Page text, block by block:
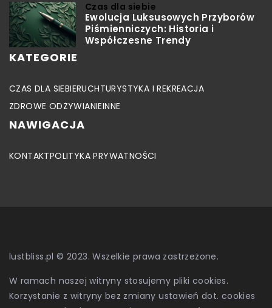
Czas dla siebie
Ewolucja Luksusowych Przyborów
Piśmienniczych: Historia i
Współczesne Trendy
KATEGORIE
CZAS DLA SIEBIERUCHTURYSTYKA I REKREACJA
ZDROWE ODŻYWIANIEINNE
NAWIGACJA
KONTAKTPOLITYKA PRYWATNOŚCI
lustbliss.pl © 2023. Wszelkie prawa zastrzeżone.
W ramach naszej witryny stosujemy pliki cookies.
Korzystanie z witryny bez zmiany ustawień dot. cookies